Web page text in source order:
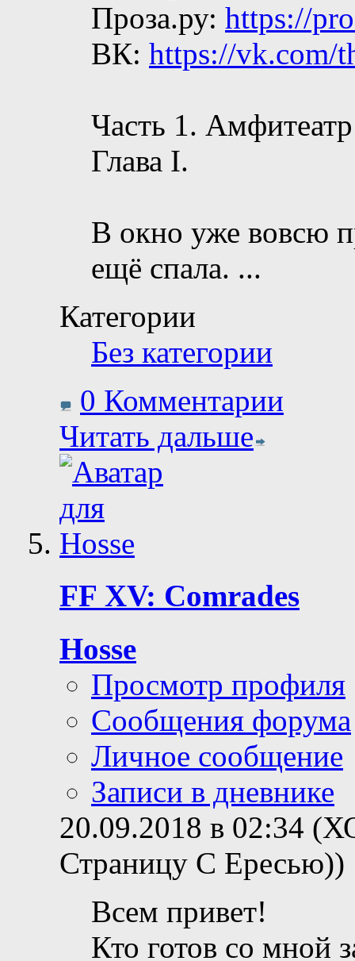
Проза.ру: https://
ВК: https://vk.com/
Часть 1. Амфитеатр
Глава I.
В окно уже вовсю
ещё спала. ...
Категории
Без категории
0 Комментарии
Читать дальше
FF XV: Comrades
Hosse
Просмотр профиля
Сообщения форума
Личное сообщение
Записи в дневнике
20.09.2018 в 02:34
Страницу С Ересью))
Всем привет!
Кто готов со мной